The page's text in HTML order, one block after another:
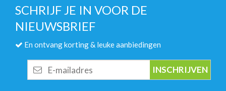
SCHRIJF JE IN VOOR DE
NIEUWSBRIEF
En ontvang korting & leuke aanbiedingen
mailadres